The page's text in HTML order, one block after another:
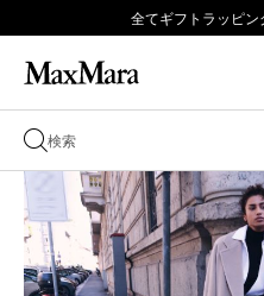
全てギフトラッピ